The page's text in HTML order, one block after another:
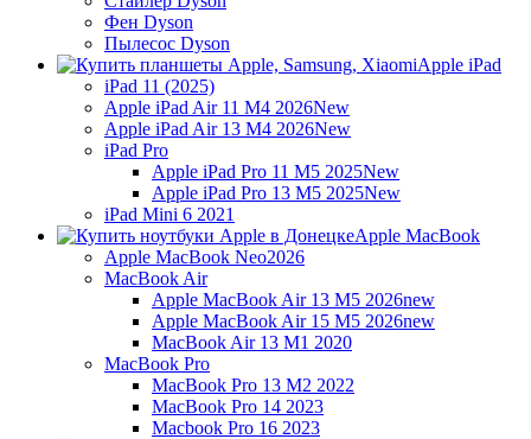
Фен Dyson
Пылесос Dyson
Apple iPad
iPad 11 (2025)
Apple iPad Air 11 M4 2026New
Apple iPad Air 13 M4 2026New
iPad Pro
Apple iPad Pro 11 M5 2025New
Apple iPad Pro 13 M5 2025New
iPad Mini 6 2021
Apple MacBook
Apple MacBook Neo2026
MacBook Air
Apple MacBook Air 13 M5 2026new
Apple MacBook Air 15 M5 2026new
MacBook Air 13 M1 2020
MacBook Pro
MacBook Pro 13 M2 2022
MacBook Pro 14 2023
Macbook Pro 16 2023